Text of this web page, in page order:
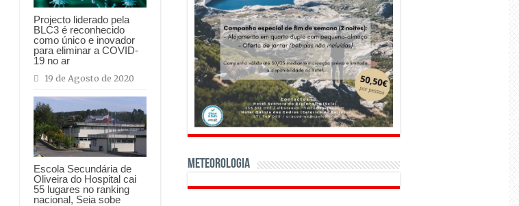
Projecto liderado pela
BLC3 é reconhecido
como único e inovador
para eliminar a COVID-
19 no ar
19 de Agosto de 2020
Escola Secundária de
Oliveira do Hospital cai
55 lugares no ranking
nacional, Seia sobe
Meteorologia